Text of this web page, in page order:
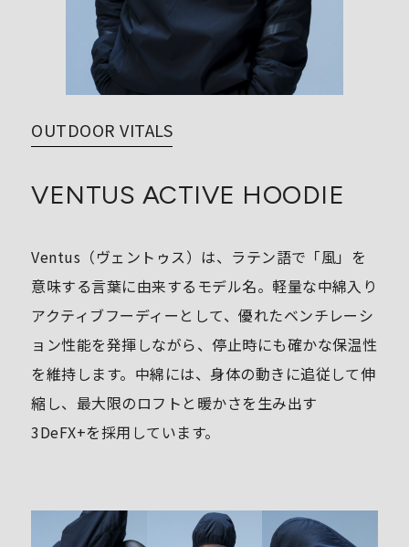
OUTDOOR VITALS
VENTUS ACTIVE HOODIE
Ventus（ヴェントゥス）は、ラテン語で「風」を
意味する言葉に由来するモデル名。軽量な中綿入り
アクティブフーディーとして、優れたベンチレーシ
ョン性能を発揮しながら、停止時にも確かな保温性
を維持します。中綿には、身体の動きに追従して伸
縮し、最大限のロフトと暖かさを生み出す
3DeFX+を採用しています。